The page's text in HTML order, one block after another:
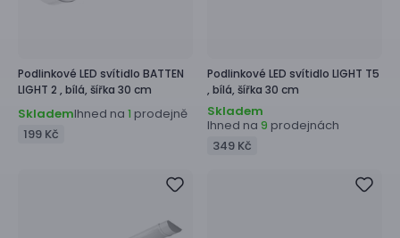
Podlinkové LED svítidlo BATTEN
LIGHT 2 , bílá, šířka 30 cm
SklademIhned na 1 prodejně
199 Kč
Podlinkové LED svítidlo LIGHT T5
, bílá, šířka 30 cm
Skladem
Ihned na 9 prodejnách
349 Kč